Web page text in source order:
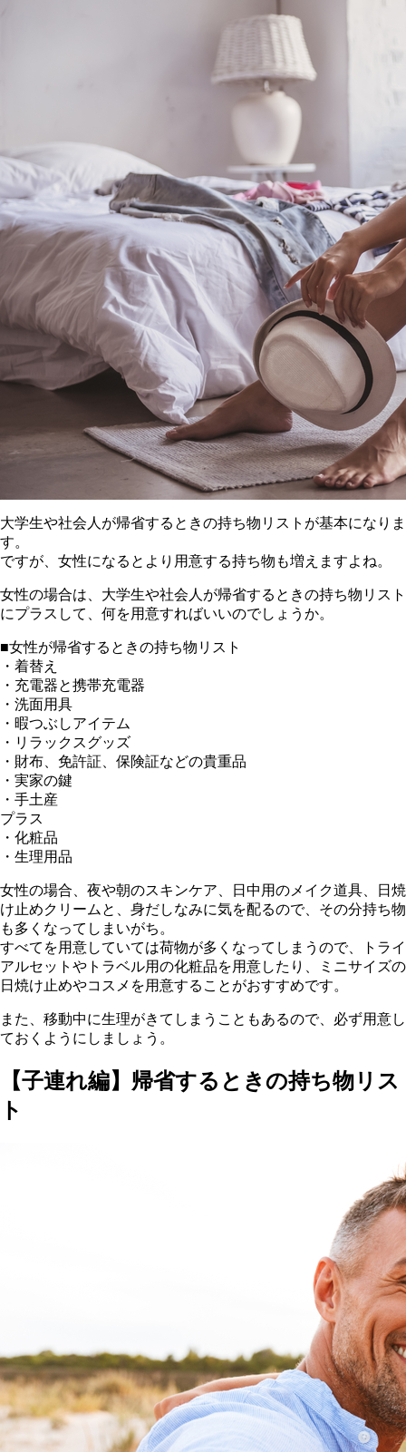
大学生や社会人が帰省するときの持ち物リストが基本になりま
す。
ですが、女性になるとより用意する持ち物も増えますよね。
女性の場合は、大学生や社会人が帰省するときの持ち物リスト
にプラスして、何を用意すればいいのでしょうか。
■女性が帰省するときの持ち物リスト
・着替え
・充電器と携帯充電器
・洗面用具
・暇つぶしアイテム
・リラックスグッズ
・財布、免許証、保険証などの貴重品
・実家の鍵
・手土産
プラス
・化粧品
・生理用品
女性の場合、夜や朝のスキンケア、日中用のメイク道具、日焼
け止めクリームと、身だしなみに気を配るので、その分持ち物
も多くなってしまいがち。
すべてを用意していては荷物が多くなってしまうので、トライ
アルセットやトラベル用の化粧品を用意したり、ミニサイズの
日焼け止めやコスメを用意することがおすすめです。
また、移動中に生理がきてしまうこともあるので、必ず用意し
ておくようにしましょう。
【子連れ編】帰省するときの持ち物リス
ト